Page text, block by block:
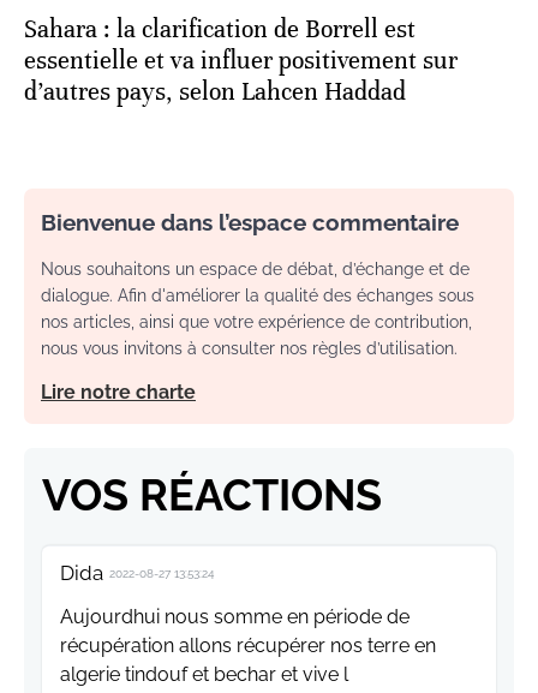
Sahara : la clarification de Borrell est
essentielle et va influer positivement sur
d’autres pays, selon Lahcen Haddad
Bienvenue dans l’espace commentaire
Nous souhaitons un espace de débat, d’échange et de
dialogue. Afin d'améliorer la qualité des échanges sous
nos articles, ainsi que votre expérience de contribution,
nous vous invitons à consulter nos règles d’utilisation.
Lire notre charte
VOS RÉACTIONS
Dida 2022-08-27 13:53:24
Aujourdhui nous somme en période de
récupération allons récupérer nos terre en
algerie tindouf et bechar et vive l